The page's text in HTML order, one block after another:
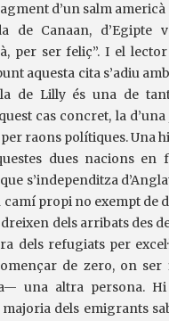
d’un salm americà
de Canaan, d’Egipte
per ser feliç”. I el
aquesta cita s’adiu
de Lilly és una de
cas concret, la
per raons polítiques. Una
dues nacions en
s’independitza
propi no exempt de
dels arribats des
dels refugiats per
de zero, on
una altra persona.
dels emigrants